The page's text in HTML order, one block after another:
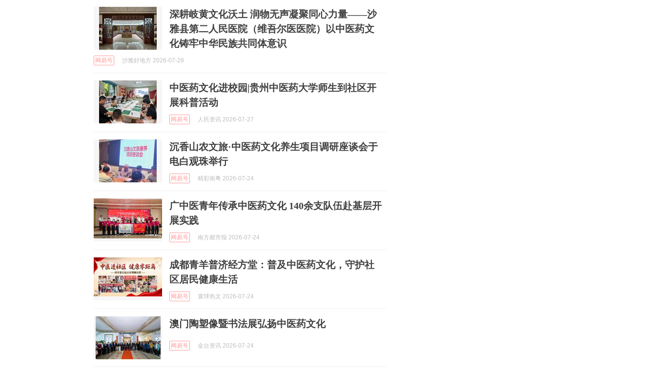
深耕岐黄文化沃土 润物无声凝聚同心力量——沙
雅县第二人民医院（维吾尔医医院）以中医药文
化铸牢中华民族共同体意识
网易号 沙雅好地方 2026-07-28
中医药文化进校园|贵州中医药大学师生到社区开
展科普活动
网易号 人民资讯 2026-07-27
沉香山农文旅·中医药文化养生项目调研座谈会于
电白观珠举行
网易号 精彩南粤 2026-07-24
广中医青年传承中医药文化 140余支队伍赴基层开
展实践
网易号 南方都市报 2026-07-24
成都青羊普济经方堂：普及中医药文化，守护社
区居民健康生活
网易号 寰球热文 2026-07-24
澳门陶塑像暨书法展弘扬中医药文化
网易号 金台资讯 2026-07-24